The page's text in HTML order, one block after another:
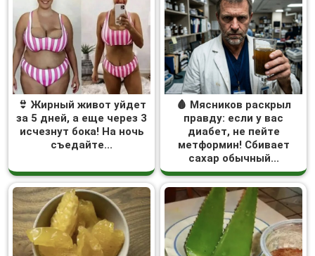
👙 Жирный живот уйдет
за 5 дней, а еще через 3
исчезнут бока! На ночь
съедайте...
🩸 Мясников раскрыл
правду: если у вас
диабет, не пейте
метформин! Сбивает
сахар обычный...